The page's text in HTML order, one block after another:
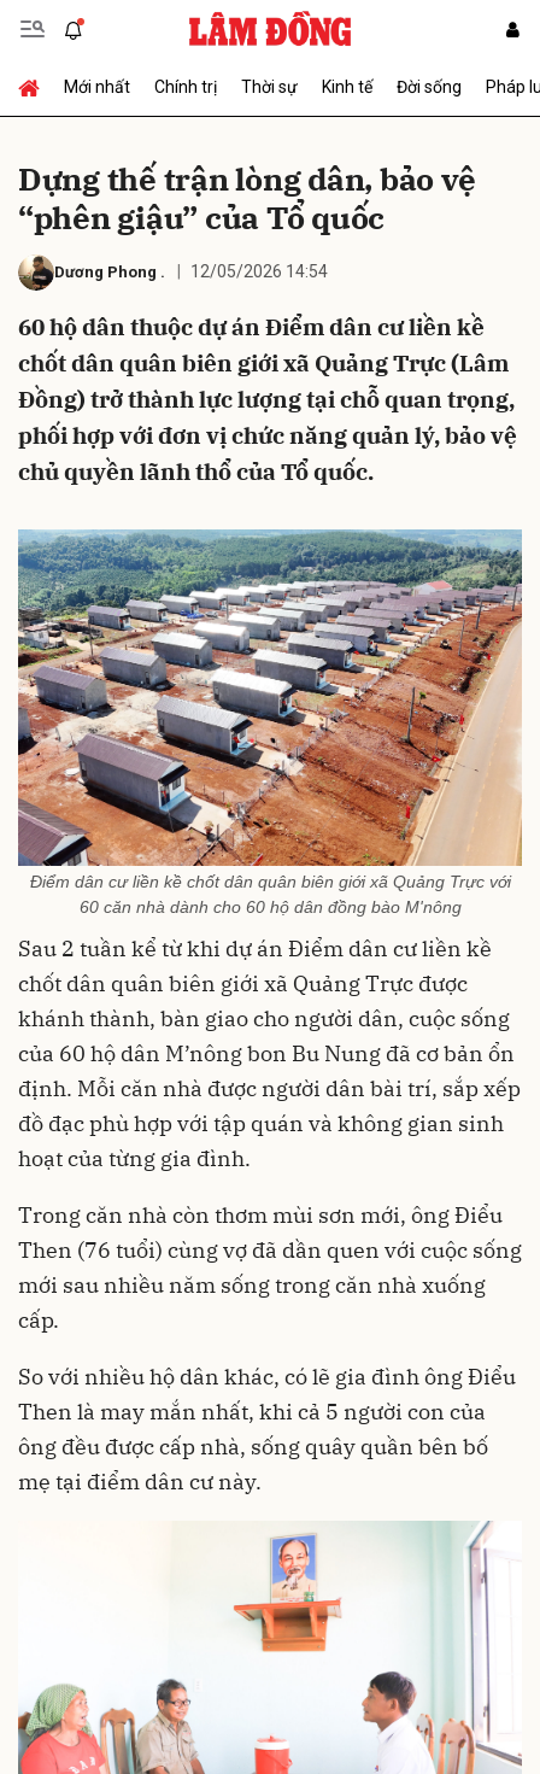
Mới nhất Chính trị Thời sự Kinh tế Đời sống Pháp
Dựng thế trận lòng dân, bảo vệ
“phên giậu” của Tổ quốc
Dương Phong . 12/05/2026 14:54
60 hộ dân thuộc dự án Điểm dân cư liền kề
chốt dân quân biên giới xã Quảng Trực (Lâm
Đồng) trở thành lực lượng tại chỗ quan trọng,
phối hợp với đơn vị chức năng quản lý, bảo vệ
chủ quyền lãnh thổ của Tổ quốc.
Điểm dân cư liền kề chốt dân quân biên giới xã Quảng Trực với
60 căn nhà dành cho 60 hộ dân đồng bào M'nông
Sau 2 tuần kể từ khi dự án Điểm dân cư liền kề
chốt dân quân biên giới xã Quảng Trực được
khánh thành, bàn giao cho người dân, cuộc sống
của 60 hộ dân M’nông bon Bu Nung đã cơ bản ổn
định. Mỗi căn nhà được người dân bài trí, sắp xếp
đồ đạc phù hợp với tập quán và không gian sinh
hoạt của từng gia đình.
Trong căn nhà còn thơm mùi sơn mới, ông Điểu
Then (76 tuổi) cùng vợ đã dần quen với cuộc sống
mới sau nhiều năm sống trong căn nhà xuống
cấp.
So với nhiều hộ dân khác, có lẽ gia đình ông Điểu
Then là may mắn nhất, khi cả 5 người con của
ông đều được cấp nhà, sống quây quần bên bố
mẹ tại điểm dân cư này.
Gửi bình luận
Hủy Gửi